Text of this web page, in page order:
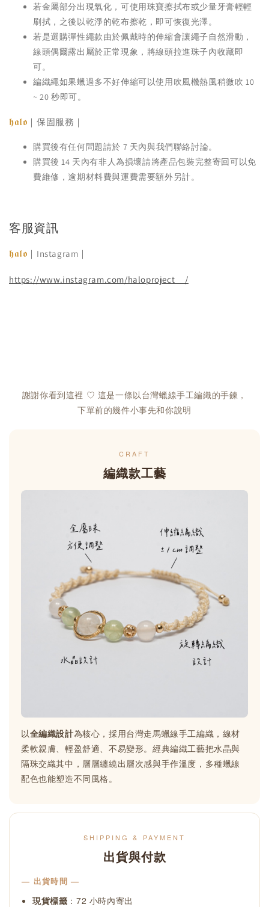
若金屬部分出現氧化，可使用珠寶擦拭布或少量牙膏輕輕
刷拭，之後以乾淨的乾布擦乾，即可恢復光澤。
若是選購彈性繩款由於佩戴時的伸縮會讓繩子自然滑動，
線頭偶爾露出屬於正常現象，將線頭拉進珠子內收藏即
可。
編織繩如果蠟過多不好伸縮可以使用吹風機熱風稍微吹 10
~ 20 秒即可。
𝖍𝖆𝖑𝖔 ｜保固服務｜
購買後有任何問題請於 7 天內與我們聯絡討論。
購買後 14 天內有非人為損壞請將產品包裝完整寄回可以免
費維修，逾期材料費與運費需要額外另計。
客服資訊
𝖍𝖆𝖑𝖔 ｜Instagram｜
https://www.instagram.com/haloproject__/
謝謝你看到這裡 ♡ 這是一條以台灣蠟線手工編織的手鍊，
下單前的幾件小事先和你說明
CRAFT
編織款工藝
以全編織設計為核心，採用台灣走馬蠟線手工編織，線材
柔軟親膚、輕盈舒適、不易變形。經典編織工藝把水晶與
隔珠交織其中，層層纏繞出層次感與手作溫度，多種蠟線
配色也能塑造不同風格。
SHIPPING & PAYMENT
出貨與付款
— 出貨時間 —
現貨標籤 ：72 小時內寄出